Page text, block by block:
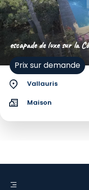
escapade de luxe sur la
Prix sur demande
Vallauris
Maison